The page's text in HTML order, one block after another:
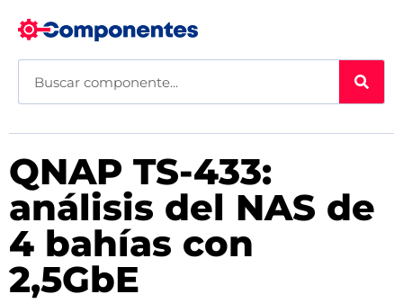
QNAP TS-433:
análisis del NAS de
4 bahías con
2,5GbE